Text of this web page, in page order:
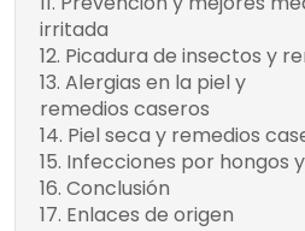
irritada
Picadura de insectos y
Alergias en la piel y
remedios caseros
Piel seca y remedios
Infecciones por hongos
Conclusión
Enlaces de origen